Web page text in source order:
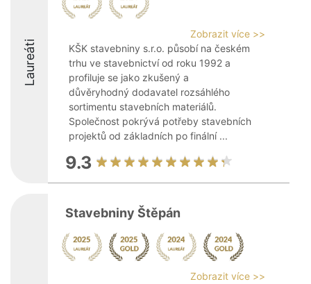
Laureáti
Zobrazit více >>
KŠK stavebniny s.r.o. působí na českém
trhu ve stavebnictví od roku 1992 a
profiluje se jako zkušený a
důvěryhodný dodavatel rozsáhlého
sortimentu stavebních materiálů.
Společnost pokrývá potřeby stavebních
projektů od základních po finální ...
9.3
Stavebniny Štěpán
Zobrazit více >>